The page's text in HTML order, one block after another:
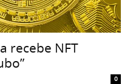
recebe NFT
0